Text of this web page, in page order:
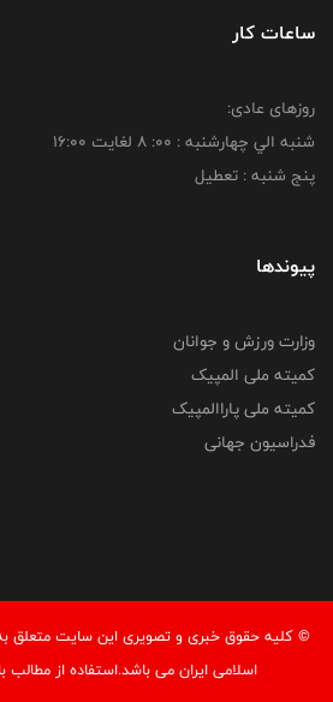
ساعات کار
روزهای عادی:
شنبه الي چهارشنبه : 00: 8 لغايت 16:00
پنج شنبه : تعطیل
پیوندها
وزارت ورزش و جوانان
کمیته ملی المپیک
کمیته ملی پاراالمپیک
فدراسیون جهانی
© کليه حقوق خبری و تصويری اين سايت متعلق
اسلامی ایران می باشد.استفاده از مطالب